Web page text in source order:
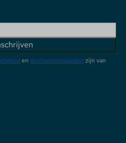
en servicevoorwaarden zijn van